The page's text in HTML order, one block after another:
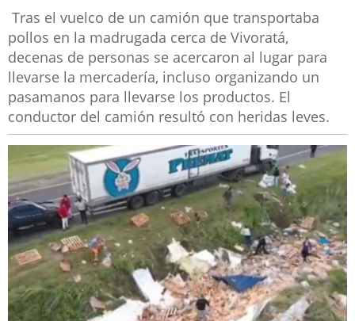
Tras el vuelco de un camión que transportaba
pollos en la madrugada cerca de Vivoratá,
decenas de personas se acercaron al lugar para
llevarse la mercadería, incluso organizando un
pasamanos para llevarse los productos. El
conductor del camión resultó con heridas leves.